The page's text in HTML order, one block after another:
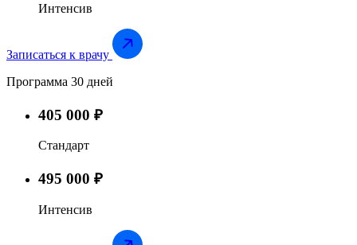
Интенсив
Записаться к врачу
Программа 30 дней
405 000 ₽
Стандарт
495 000 ₽
Интенсив